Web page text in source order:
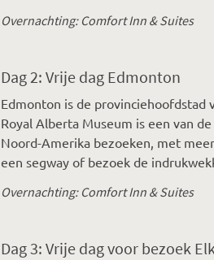
Overnachting: Comfort Inn & Suites
Dag 2: Vrije dag Edmonton
Edmonton is de provinciehoofdstad
Royal Alberta Museum is een van
Noord-Amerika bezoeken, met
een segway of bezoek de
Overnachting: Comfort Inn & Suites
Dag 3: Vrije dag voor bezoek